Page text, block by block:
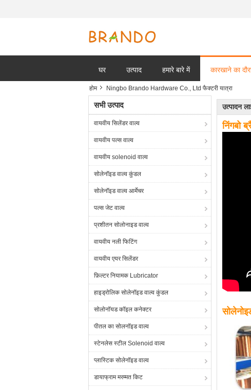
घर उत्पाद हमारे बारे में कारखाने का
होम Ningbo Brando Hardware Co., Ltd फैक्टरी यात्रा
सभी उत्पाद
वायवीय सिलेंडर वाल्व
वायवीय पल्स वाल्व
वायवीय solenoid वाल्व
सोलेनॉइड वाल्व कुंडल
सोलेनॉइड वाल्व आर्मेचर
पल्स जेट वाल्व
प्रशीतन सोलोनाइड वाल्व
वायवीय नली फिटिंग
वायवीय एयर सिलेंडर
फ़िल्टर नियामक Lubricator
हाइड्रोलिक सोलेनॉइड वाल्व कुंडल
सोलोनॉयड कॉइल कनेक्टर
पीतल का सोलनॉइड वाल्व
स्टेनलेस स्टील Solenoid वाल्व
प्लास्टिक सोलेनॉइड वाल्व
डायाफ्राम मरम्मत किट
उत्पादन
निंगबो